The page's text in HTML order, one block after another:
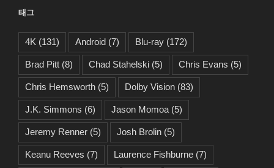
태그
4K (131) Android (7) Blu-ray (172)
Brad Pitt (8) Chad Stahelski (5) Chris Evans (5)
Chris Hemsworth (5) Dolby Vision (83)
J.K. Simmons (6) Jason Momoa (5)
Jeremy Renner (5) Josh Brolin (5)
Keanu Reeves (7) Laurence Fishburne (7)